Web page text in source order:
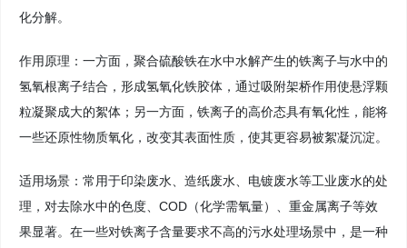
化分解。
作用原理：一方面，聚合硫酸铁在水中水解产生的铁离子与水中的
氢氧根离子结合，形成氢氧化铁胶体，通过吸附架桥作用使悬浮颗
粒凝聚成大的絮体；另一方面，铁离子的高价态具有氧化性，能将
一些还原性物质氧化，改变其表面性质，使其更容易被絮凝沉淀。
适用场景：常用于印染废水、造纸废水、电镀废水等工业废水的处
理，对去除水中的色度、COD（化学需氧量）、重金属离子等效
果显著。在一些对铁离子含量要求不高的污水处理场景中，是一种